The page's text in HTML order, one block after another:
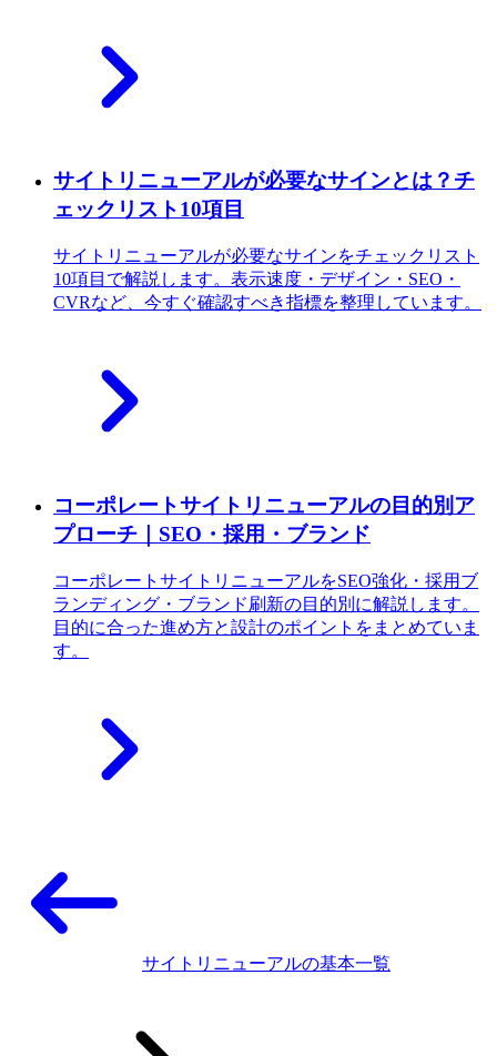
サイトリニューアルが必要なサインとは？チ
ェックリスト10項目
サイトリニューアルが必要なサインをチェックリスト
10項目で解説します。表示速度・デザイン・SEO・
CVRなど、今すぐ確認すべき指標を整理しています。
コーポレートサイトリニューアルの目的別ア
プローチ｜SEO・採用・ブランド
コーポレートサイトリニューアルをSEO強化・採用ブ
ランディング・ブランド刷新の目的別に解説します。
目的に合った進め方と設計のポイントをまとめていま
す。
サイトリニューアルの基本一覧